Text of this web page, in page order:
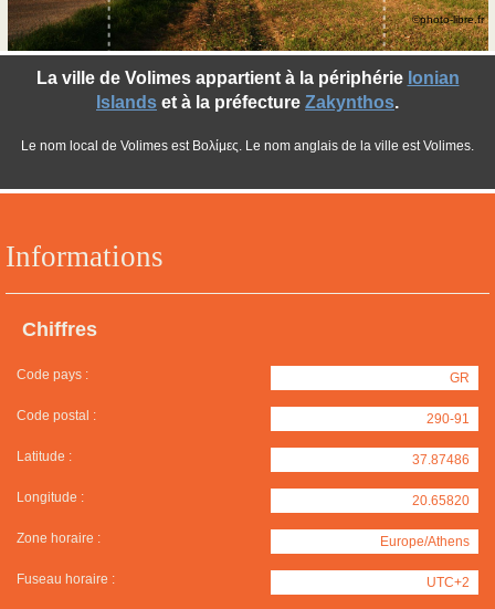
Informations
Chiffres
Code pays : GR
Code postal : 290-91
Latitude : 37.87486
Longitude : 20.65820
Zone horaire : Europe/Athens
Fuseau horaire : UTC+2
La ville de Volimes appartient à la périphérie Ionian
Islands et à la préfecture Zakynthos.
Le nom local de Volimes est Βολίμες. Le nom anglais de la ville est Volimes.
©photo-libre.fr